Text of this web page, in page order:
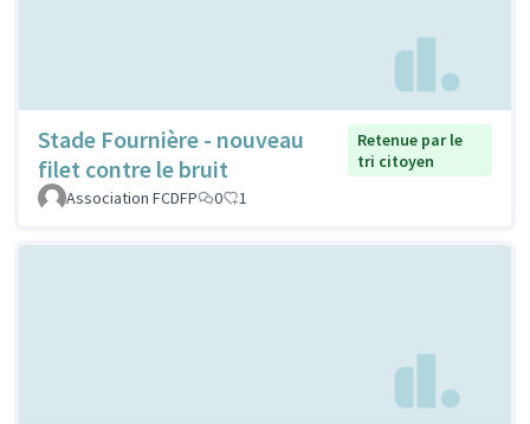
Stade Fournière - nouveau
filet contre le bruit
Retenue par le
tri citoyen
Association FCDFP
0 1